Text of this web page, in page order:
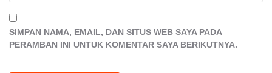
SIMPAN NAMA, EMAIL, DAN SITUS WEB SAYA PADA
PERAMBAN INI UNTUK KOMENTAR SAYA BERIKUTNYA.